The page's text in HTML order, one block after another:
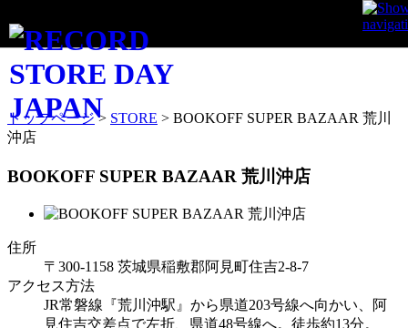
STORE INFO
トップページ > STORE > BOOKOFF SUPER BAZAAR 荒川
沖店
BOOKOFF SUPER BAZAAR 荒川沖店
住所
〒300-1158 茨城県稲敷郡阿見町住吉2-8-7
アクセス方法
JR常磐線『荒川沖駅』から県道203号線へ向かい、阿
見住吉交差点で左折、県道48号線へ。徒歩約13分。